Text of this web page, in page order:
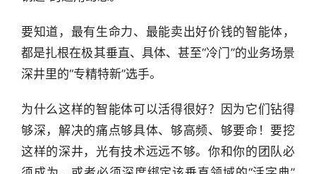
要知道，最有生命力、最能卖出好价钱的智能体，
都是扎根在极其垂直、具体、甚至“冷门”的业务场景
深井里的“专精特新”选手。
为什么这样的智能体可以活得很好？因为它们钻得
够深，解决的痛点够具体、够高频、够要命！要挖
这样的深井，光有技术远远不够。你和你的团队必